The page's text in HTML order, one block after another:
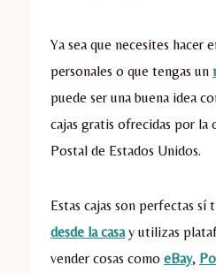
Ya sea que necesites hacer
personales o que tengas un
puede ser una buena idea
cajas gratis ofrecidas por la
Postal de Estados Unidos.
Estas cajas son perfectas sí
desde la casay utilizas
vender cosas como eBay,